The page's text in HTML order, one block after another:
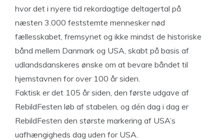
hvor det i nyere tid rekordagtige deltagertal på
næsten 3.000 feststemte mennesker nød
fællesskabet, fremsynet og ikke mindst de historiske
bånd mellem Danmark og USA, skabt på basis af
udlandsdanskeres ønske om at bevare båndet til
hjemstavnen for over 100 år siden.
Faktisk er det 105 år siden, den første udgave af
RebildFesten løb af stabelen, og dén dag i dag er
RebildFesten den største markering af USA’s
uafhængigheds dag uden for USA.